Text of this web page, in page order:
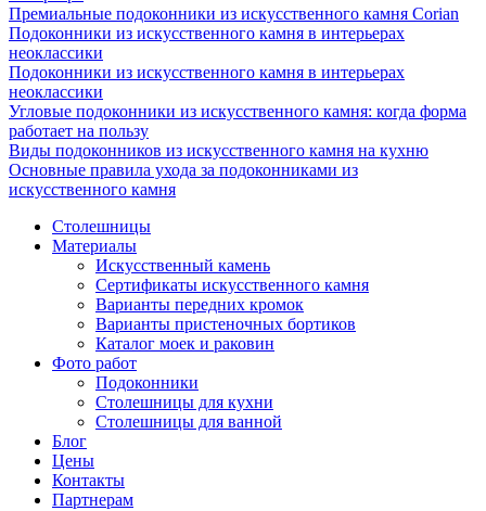
Премиальные подоконники из искусственного камня Corian
Подоконники из искусственного камня в интерьерах
неоклассики
Подоконники из искусственного камня в интерьерах
неоклассики
Угловые подоконники из искусственного камня: когда форма
работает на пользу
Виды подоконников из искусственного камня на кухню
Основные правила ухода за подоконниками из
искусственного камня
Столешницы
Материалы
Искусственный камень
Сертификаты искусственного камня
Варианты передних кромок
Варианты пристеночных бортиков
Каталог моек и раковин
Фото работ
Подоконники
Столешницы для кухни
Столешницы для ванной
Блог
Цены
Контакты
Партнерам